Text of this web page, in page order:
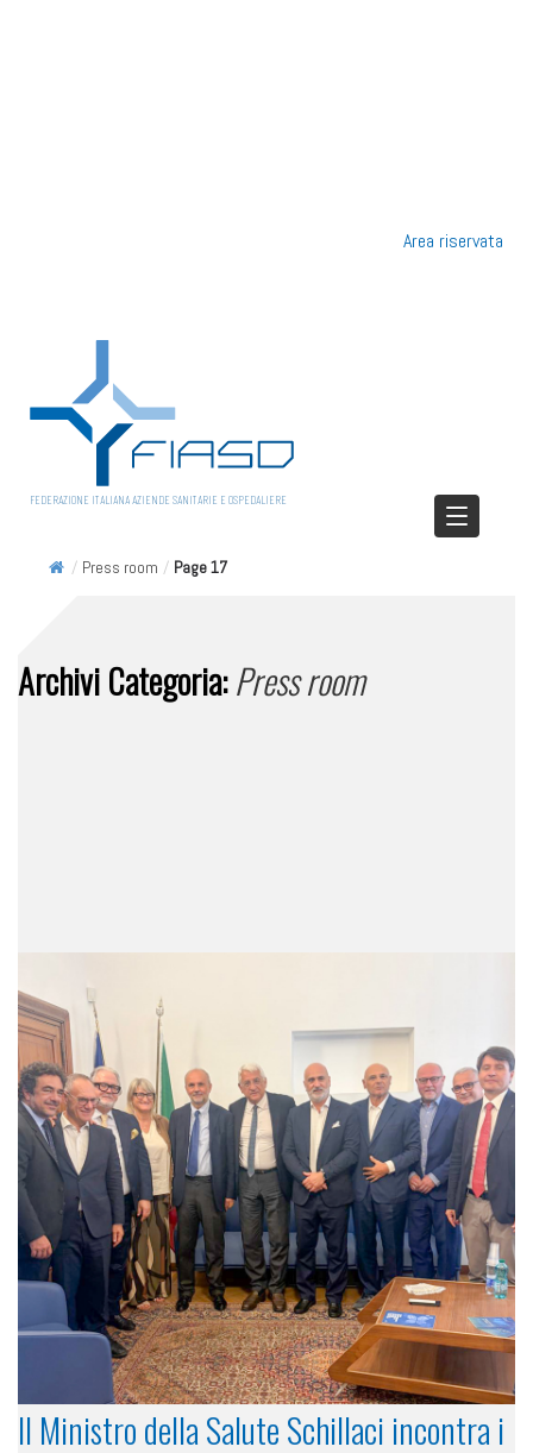
Area riservata
FEDERAZIONE ITALIANA AZIENDE SANITARIE E OSPEDALIERE
/ Press room / Page 17
Archivi Categoria:Press room
Il Ministro della Salute Schillaci incontra i